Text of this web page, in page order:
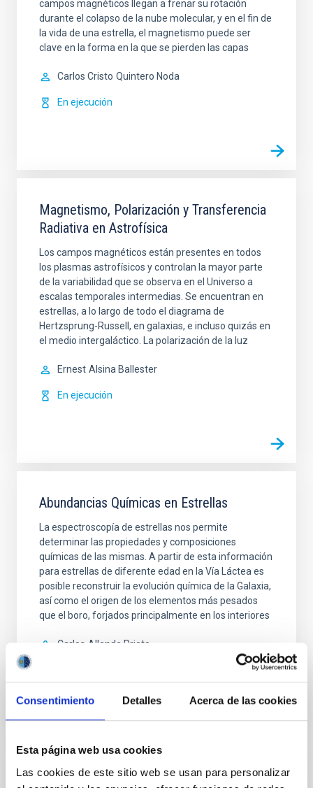
Consentimiento Detalles Acerca de las cookies
Esta página web usa cookies
Las cookies de este sitio web se usan para personalizar
campos magnéticos llegan a frenar su rotación
durante el colapso de la nube molecular, y en el fin de
la vida de una estrella, el magnetismo puede ser
clave en la forma en la que se pierden las capas
Carlos Cristo Quintero Noda
En ejecución
Magnetismo, Polarización y Transferencia
Radiativa en Astrofísica
Los campos magnéticos están presentes en todos
los plasmas astrofísicos y controlan la mayor parte
de la variabilidad que se observa en el Universo a
escalas temporales intermedias. Se encuentran en
estrellas, a lo largo de todo el diagrama de
Hertzsprung-Russell, en galaxias, e incluso quizás en
el medio intergaláctico. La polarización de la luz
Ernest Alsina Ballester
En ejecución
Abundancias Químicas en Estrellas
La espectroscopía de estrellas nos permite
determinar las propiedades y composiciones
químicas de las mismas. A partir de esta información
para estrellas de diferente edad en la Vía Láctea es
posible reconstruir la evolución química de la Galaxia,
así como el origen de los elementos más pesados
que el boro, forjados principalmente en los interiores
Carlos Allende Prieto
ARES: Alta Resolución ESpectral